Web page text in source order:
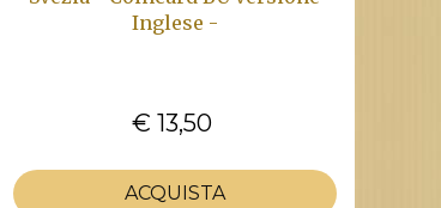
Inglese -
€ 13,50
ACQUISTA